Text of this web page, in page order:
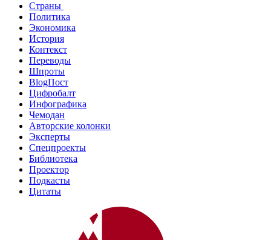
Страны
Политика
Экономика
История
Контекст
Переводы
Шпроты
BlogПост
Цифробалт
Инфографика
Чемодан
Авторские колонки
Эксперты
Спецпроекты
Библиотека
Проектор
Подкасты
Цитаты